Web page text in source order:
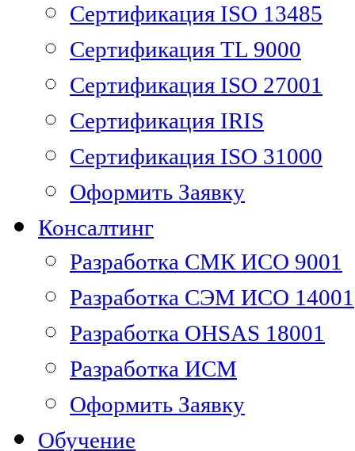
Сертификация ISO 13485
Сертификация TL 9000
Сертификация ISO 27001
Сертификация IRIS
Сертификация ISO 31000
Оформить Заявку
Консалтинг
Разработка СМК ИСО 9001
Разработка СЭМ ИСО 14001
Разработка OHSAS 18001
Разработка ИСМ
Оформить Заявку
Обучение